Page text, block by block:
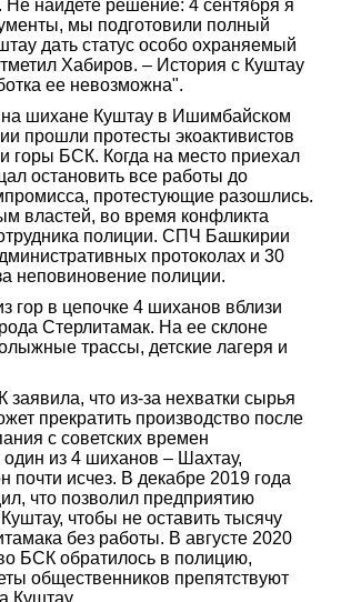
найдете решение: 4 сентября я
мы подготовили полный
дать статус особо охраняемый
Хабиров. – История с Куштау
ее невозможна".
на шихане Куштау в Ишимбайском
прошли протесты экоактивистов
горы БСК. Когда на место приехал
остановить все работы до
протестующие разошлись.
властей, во время конфликта
полиции. СПЧ Башкирии
протоколах и 30
неповиновение полиции.
гор в цепочке 4 шиханов вблизи
Стерлитамак. На ее склоне
трассы, детские лагеря и
заявила, что из-за нехватки сырья
прекратить производство после
с советских времен
из 4 шиханов – Шахтау,
почти исчез. В декабре 2019 года
что позволил предприятию
чтобы не оставить тысячу
без работы. В августе 2020
БСК обратилось в полицию,
общественников препятствуют
Куштау.